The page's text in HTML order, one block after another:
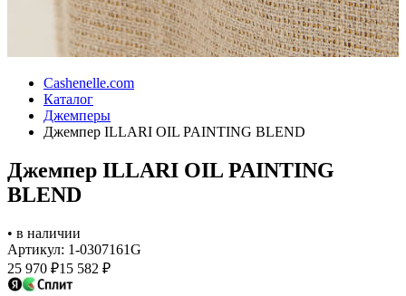
Cashenelle.com
Каталог
Джемперы
Джемпер ILLARI OIL PAINTING BLEND
Джемпер ILLARI OIL PAINTING
BLEND
• в наличии
Артикул: 1-0307161G
25 970 ₽15 582 ₽